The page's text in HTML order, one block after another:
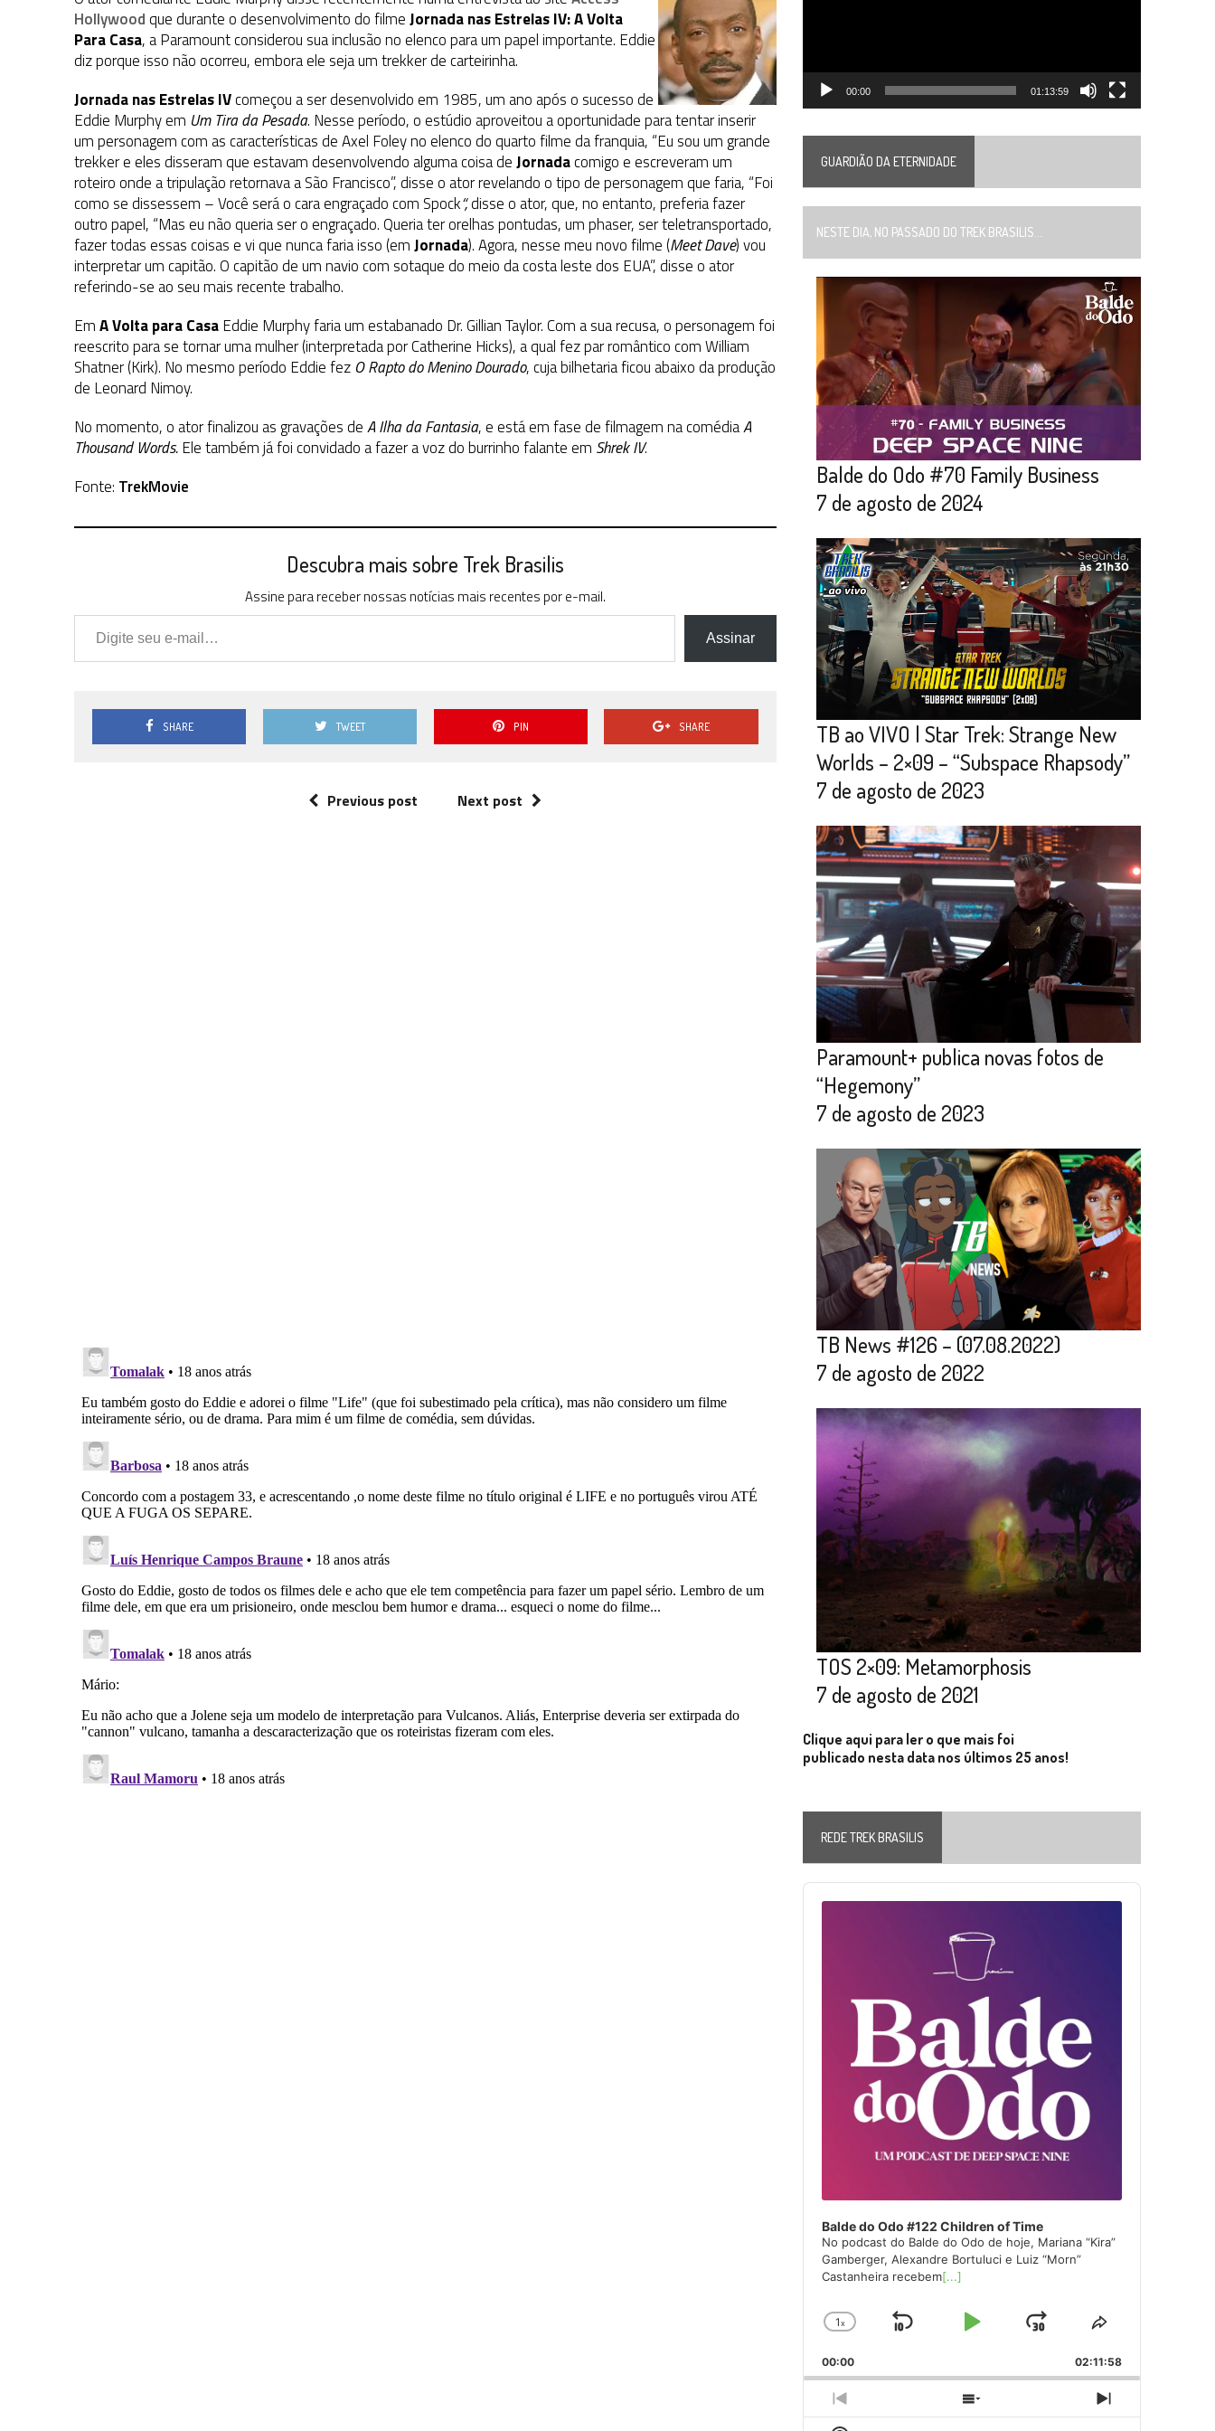
31 DE JULHO DE 2026 GRANDES JORNADAS | QUATRO EPISÓDIOS DESTAR TREK SOBRE DIFERENTES PONTOS DE VISTA
31 DE JULHO DE 2026 | BOX DELUXE DO ANO 5 DACOLEÇÃO TREK BRASILISJÁ DISPONÍVEL EM PRÉ-VENDA!
6 DE AGOSTO DE 2026 NOVA TEMPORADA DETHE CENTER SEAT, SÉRIE DOCUMENTAL DESTAR TREK
Hollywoodque durante o desenvolvimento do filmeJornada nas Estrelas IV: A Volta
Para Casa, a Paramount considerou sua inclusão no elenco para um papel importante. Eddie
diz porque isso não ocorreu, embora ele seja um trekker de carteirinha.
Jornada nas Estrelas IVcomeçou a ser desenvolvido em 1985, um ano após o sucesso de
Eddie Murphy em Um Tira da Pesada. Nesse período, o estúdio aproveitou a oportunidade para tentar inserir
um personagem com as características de Axel Foley no elenco do quarto filme da franquia, “Eu sou um grande
trekker e eles disseram que estavam desenvolvendo alguma coisa deJornadacomigo e escreveram um
roteiro onde a tripulação retornava a São Francisco”, disse o ator revelando o tipo de personagem que faria, “Foi
como se dissessem – Você será o cara engraçado com Spock“,disse o ator, que, no entanto, preferia fazer
outro papel, “Mas eu não queria ser o engraçado. Queria ter orelhas pontudas, um phaser, ser teletransportado,
fazer todas essas coisas e vi que nunca faria isso (emJornada). Agora, nesse meu novo filme (Meet Dave) vou
interpretar um capitão. O capitão de um navio com sotaque do meio da costa leste dos EUA”, disse o ator
referindo-se ao seu mais recente trabalho.
EmA Volta para CasaEddie Murphy faria um estabanado Dr. Gillian Taylor. Com a sua recusa, o personagem foi
reescrito para se tornar uma mulher (interpretada por Catherine Hicks), a qual fez par romântico com William
Shatner (Kirk). No mesmo período Eddie fez O Rapto do Menino Dourado, cuja bilhetaria ficou abaixo da produção
de Leonard Nimoy.
No momento, o ator finalizou as gravações deA Ilha da Fantasia, e está em fase de filmagem na comédiaA
Thousand Words.Ele também já foi convidado a fazer a voz do burrinho falante em Shrek IV.
Fonte: TrekMovie
Descubra mais sobre Trek Brasilis
Assine para receber nossas notícias mais recentes por e-mail.
Digite seu e-mail…
Assinar
SHARE TWEET PIN SHARE
Previous post Next post
00:00 01:13:59
GUARDIÃO DA ETERNIDADE
NESTE DIA, NO PASSADO DO TREK BRASILIS...
Balde do Odo #70 Family Business
7 de agosto de 2024
TB ao VIVO | Star Trek: Strange New
Worlds – 2×09 – “Subspace Rhapsody”
7 de agosto de 2023
Paramount+ publica novas fotos de
“Hegemony”
7 de agosto de 2023
TB News #126 – (07.08.2022)
7 de agosto de 2022
TOS 2×09: Metamorphosis
7 de agosto de 2021
Clique aqui para ler o que mais foi
publicado nesta data nos últimos 25 anos!
REDE TREK BRASILIS
Audio
Player
Balde do Odo #122 Children of Time
No podcast do Balde do Odo de hoje, Mariana “Kira”
Gamberger, Alexandre Bortuluci e Luiz “Morn”
Castanheira recebem[...]
Change
Rate
1x
Skip
Play
Jump
Forward
Share
Episode
00:00 02:11:58
Previous
Episode
Show
Next